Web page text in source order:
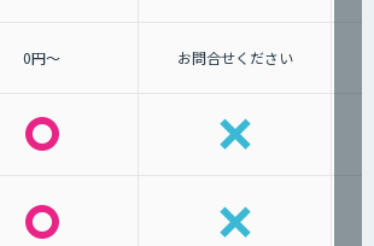
0円～ お問合せください